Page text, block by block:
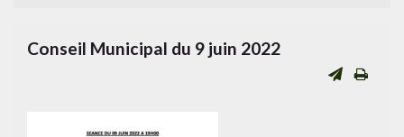
Conseil Municipal du 9 juin 2022